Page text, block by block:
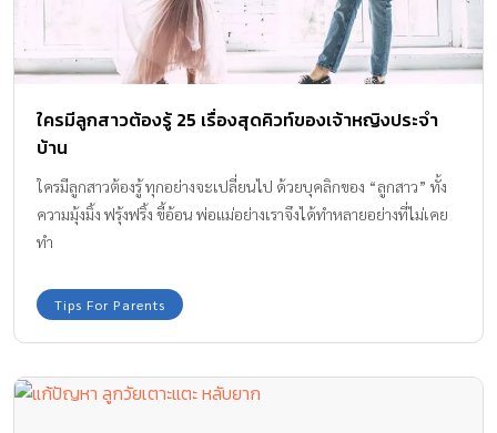
ใครมีลูกสาวต้องรู้ 25 เรื่องสุดคิวท์ของเจ้าหญิงประจำ
บ้าน
ใครมีลูกสาวต้องรู้ ทุกอย่างจะเปลี่ยนไป ด้วยบุคลิกของ “ลูกสาว” ทั้ง
ความมุ้งมิ้ง ฟรุ้งฟริ้ง ขี้อ้อน พ่อแม่อย่างเราจึงได้ทำหลายอย่างที่ไม่เคย
ทำ
Tips For Parents